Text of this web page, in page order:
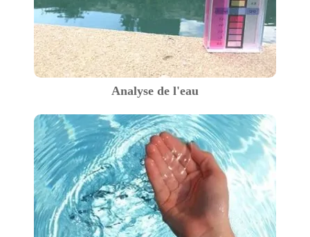
Analyse de l'eau